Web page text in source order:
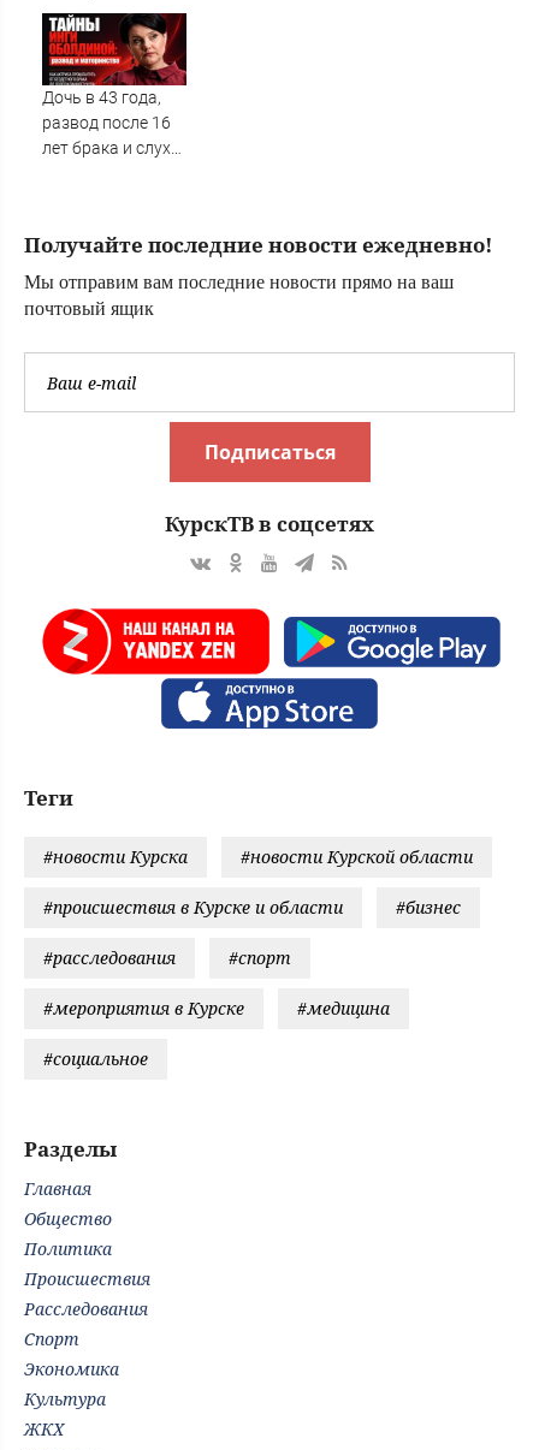
веке корабль: что
скрывало в себе
судно
Дочь в 43 года,
развод после 16
лет брака и слухи
Оболдиной ✿✔️
Получайте последние новости ежедневно!
Мы отправим вам последние новости прямо на ваш
почтовый ящик
Подписаться
КурскТВ в соцсетях
Теги
#новости Курска #новости Курской области
#происшествия в Курске и области #бизнес
#расследования #спорт
#мероприятия в Курске #медицина
#социальное
Разделы
Главная
Общество
Политика
Происшествия
Расследования
Спорт
Экономика
Культура
ЖКХ